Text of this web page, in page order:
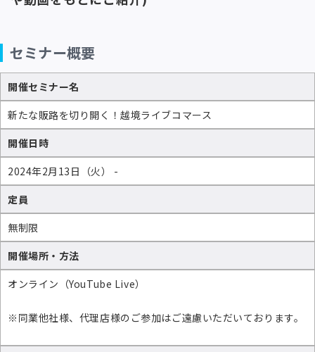
セミナー概要
開催セミナー名
新たな販路を切り開く！越境ライブコマース
開催日時
2024年2月13日（火） -
定員
無制限
開催場所・方法
オンライン（YouTube Live）
※同業他社様、代理店様のご参加はご遠慮いただいております。